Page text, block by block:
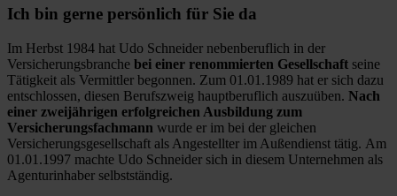
Ich bin gerne persönlich für Sie da
Im Herbst 1984 hat Udo Schneider nebenberuflich in der
Versicherungsbranche bei einer renommierten Gesellschaft seine
Tätigkeit als Vermittler begonnen. Zum 01.01.1989 hat er sich dazu
entschlossen, diesen Berufszweig hauptberuflich auszuüben. Nach
einer zweijährigen erfolgreichen Ausbildung zum
Versicherungsfachmann wurde er im bei der gleichen
Versicherungsgesellschaft als Angestellter im Außendienst tätig. Am
01.01.1997 machte Udo Schneider sich in diesem Unternehmen als
Agenturinhaber selbstständig.